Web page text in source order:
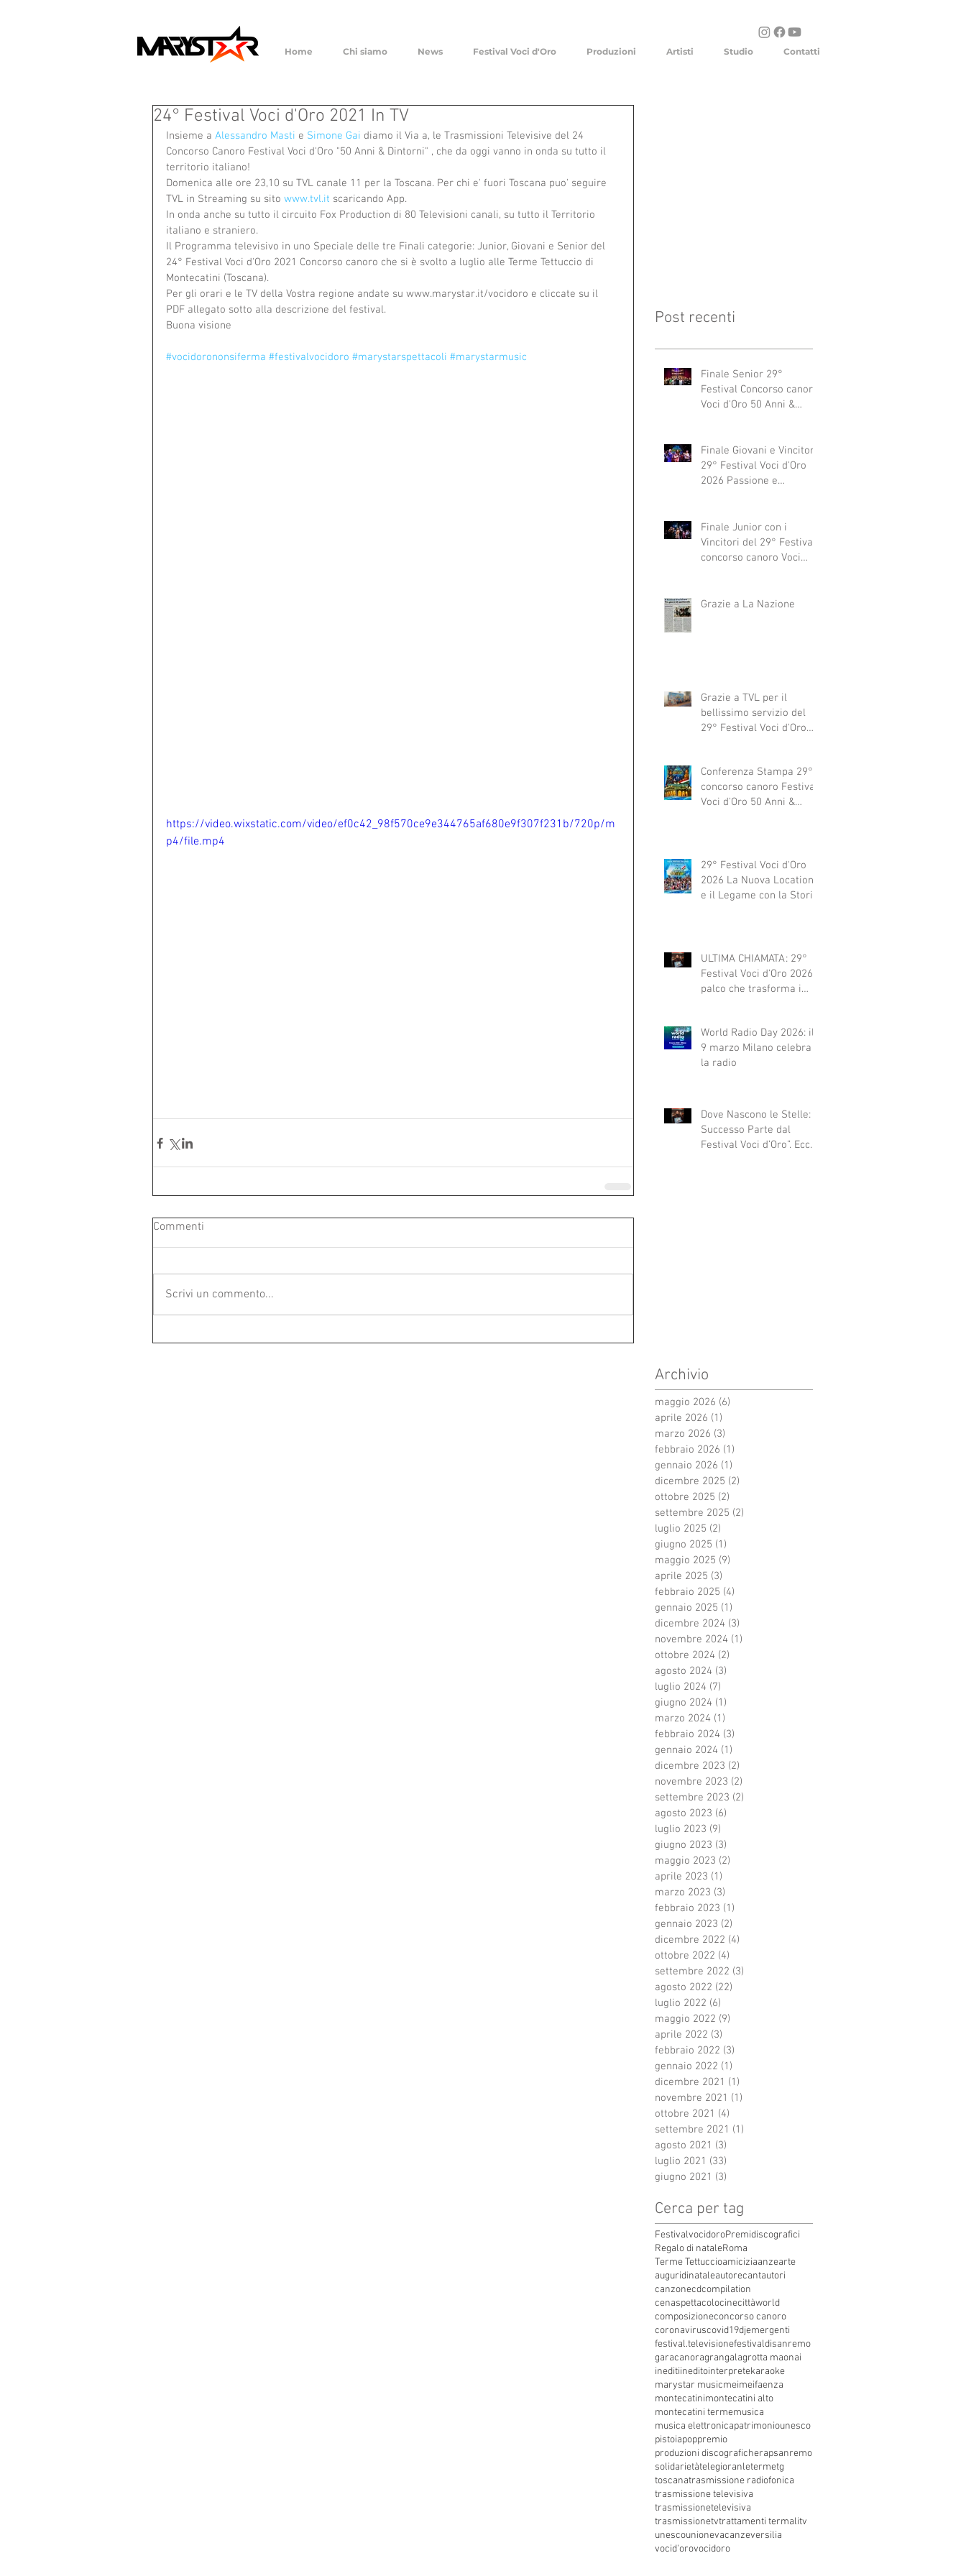
Home Chi siamo News Festival Voci d'Oro Produzioni Artisti Studio Contatti
24° Festival Voci d'Oro 2021 In TV
Insieme a Alessandro Masti e Simone Gai diamo il Via a, le Trasmissioni Televisive del 24
Concorso Canoro Festival Voci d'Oro "50 Anni & Dintorni" , che da oggi vanno in onda su tutto il
territorio italiano!
Domenica alle ore 23,10 su TVL canale 11 per la Toscana. Per chi e' fuori Toscana puo' seguire
TVL in Streaming su sito www.tvl.it scaricando App.
In onda anche su tutto il circuito Fox Production di 80 Televisioni canali, su tutto il Territorio
italiano e straniero.
Il Programma televisivo in uno Speciale delle tre Finali categorie: Junior, Giovani e Senior del
24° Festival Voci d'Oro 2021 Concorso canoro che si è svolto a luglio alle Terme Tettuccio di
Montecatini (Toscana).
Per gli orari e le TV della Vostra regione andate su www.marystar.it/vocidoro e cliccate su il
PDF allegato sotto alla descrizione del festival.
Buona visione
#vocidorononsiferma #festivalvocidoro #marystarspettacoli #marystarmusic
https://video.wixstatic.com/video/ef0c42_98f570ce9e344765af680e9f307f231b/720p/m
p4/file.mp4
Commenti
Scrivi un commento...
Post recenti
Finale Senior 29°
Festival Concorso canoro
Voci d'Oro 50 Anni &
abbracciano"
Finale Giovani e Vincitori
29° Festival Voci d'Oro
2026 Passione e
Finale Junior con i
Vincitori del 29° Festival
concorso canoro Voci
Grazie a La Nazione
Grazie a TVL per il
bellissimo servizio del
29° Festival Voci d'Oro
Conferenza Stampa 29°
concorso canoro Festival
Voci d'Oro 50 Anni &
29° Festival Voci d'Oro
2026 La Nuova Location
e il Legame con la Storia
ULTIMA CHIAMATA: 29°
Festival Voci d'Oro 2026 Il
palco che trasforma i
World Radio Day 2026: il
9 marzo Milano celebra
la radio
Dove Nascono le Stelle: Il
Successo Parte dal
Festival Voci d’Oro”. Ecco
Archivio
maggio 2026 (6)
aprile 2026 (1)
marzo 2026 (3)
febbraio 2026 (1)
gennaio 2026 (1)
dicembre 2025 (2)
ottobre 2025 (2)
settembre 2025 (2)
luglio 2025 (2)
giugno 2025 (1)
maggio 2025 (9)
aprile 2025 (3)
febbraio 2025 (4)
gennaio 2025 (1)
dicembre 2024 (3)
novembre 2024 (1)
ottobre 2024 (2)
agosto 2024 (3)
luglio 2024 (7)
giugno 2024 (1)
marzo 2024 (1)
febbraio 2024 (3)
gennaio 2024 (1)
dicembre 2023 (2)
novembre 2023 (2)
settembre 2023 (2)
agosto 2023 (6)
luglio 2023 (9)
giugno 2023 (3)
maggio 2023 (2)
aprile 2023 (1)
marzo 2023 (3)
febbraio 2023 (1)
gennaio 2023 (2)
dicembre 2022 (4)
ottobre 2022 (4)
settembre 2022 (3)
agosto 2022 (22)
luglio 2022 (6)
maggio 2022 (9)
aprile 2022 (3)
febbraio 2022 (3)
gennaio 2022 (1)
dicembre 2021 (1)
novembre 2021 (1)
ottobre 2021 (4)
settembre 2021 (1)
agosto 2021 (3)
luglio 2021 (33)
giugno 2021 (3)
Cerca per tag
FestivalvocidoroPremidiscografici
Regalo di nataleRoma
Terme Tettuccioamiciziaanzearte
auguridinataleautorecantautori
canzonecdcompilation
cenaspettacolocinecittàworld
composizioneconcorso canoro
coronaviruscovid19djemergenti
festival.televisionefestivaldisanremo
garacanoragrangalagrotta maonai
ineditiineditointerpretekaraoke
marystar musicmeimeifaenza
montecatinimontecatini alto
montecatini termemusica
musica elettronicapatrimoniounesco
pistoiapoppremio
produzioni discograficherapsanremo
solidarietàtelegioranletermetg
toscanatrasmissione radiofonica
trasmissione televisiva
trasmissionetelevisiva
trasmissionetvtrattamenti termalitv
unescounionevacanzeversilia
vocid'orovocidoro